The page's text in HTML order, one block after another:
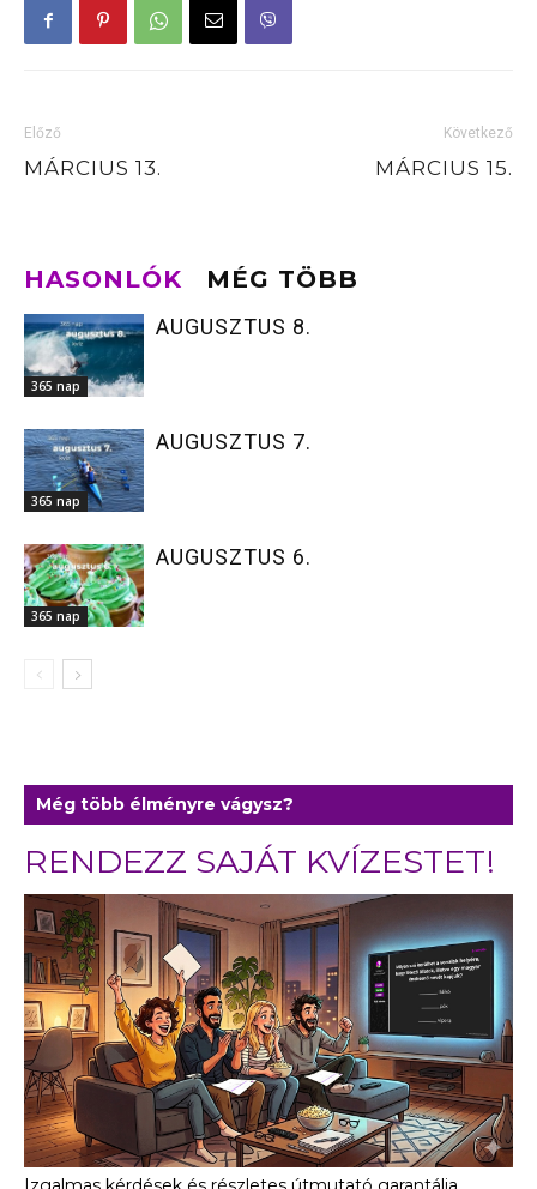
Előző
MÁRCIUS 13.
Következő
MÁRCIUS 15.
HASONLÓK MÉG TÖBB
365 nap
AUGUSZTUS 8.
365 nap
AUGUSZTUS 7.
365 nap
AUGUSZTUS 6.
Még több élményre vágysz?
RENDEZZ SAJÁT KVÍZESTET!